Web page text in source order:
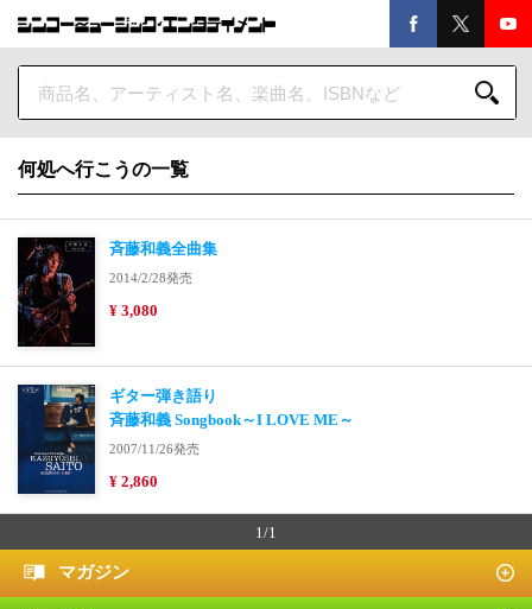
何処へ行こうの一覧
斉藤和義全曲集
2014/2/28発売
¥ 3,080
ギター弾き語り
斉藤和義 Songbook～I LOVE ME～
2007/11/26発売
¥ 2,860
1/1
マガジン